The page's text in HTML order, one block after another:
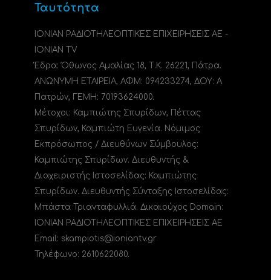
Ταυτότητα
ΙΟΝΙΑΝ ΡΑΔΙΟΤΗΛΕΟΠΤΙΚΕΣ ΕΠΙΧΕΙΡΗΣΕΙΣ ΑΕ -
IONIAN TV
Έδρα: Όθωνος Αμαλίας 18, Τ.Κ. 26221, Πάτρα.
ΑΝΩΝΥΜΗ ΕΤΑΙΡΕΙΑ, ΑΦΜ: 094233274, ΔΟΥ: A
Πατρών, ΓΕΜΗ: 70193624000.
Μέτοχοι: Καμπιώτης Σπυρίδων, Πέττας
Σπυρίδων, Καμπιώτη Ευγενία. Νόμιμος
Εκπρόσωπος / Διευθύνων Σύμβουλος:
Καμπιώτης Σπυρίδων. Διευθυντής &
Διαχειριστής Ιστοσελίδας: Καμπιώτης
Σπυρίδων. Διευθυντής Σύνταξης Ιστοσελίδας:
Μπάστα Τριανταφυλλιά. Δικαιούχος Domain:
ΙΟΝΙΑΝ ΡΑΔΙΟΤΗΛΕΟΠΤΙΚΕΣ ΕΠΙΧΕΙΡΗΣΕΙΣ ΑΕ
Email: skampiotis@ioniantv.gr
Τηλέφωνο: 2610622080.